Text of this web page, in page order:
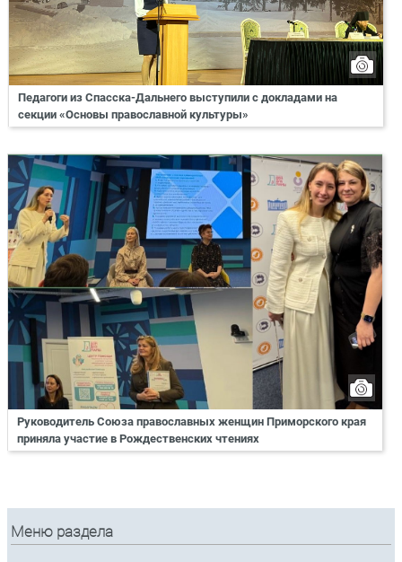
Педагоги из Спасска-Дальнего выступили с докладами на
секции «Основы православной культуры»
Руководитель Союза православных женщин Приморского края
приняла участие в Рождественских чтениях
Меню раздела